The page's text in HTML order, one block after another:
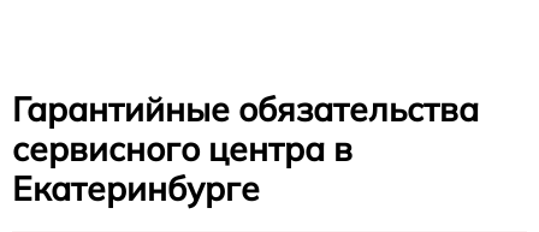
Гарантийные обязательства
сервисного центра в
Екатеринбурге